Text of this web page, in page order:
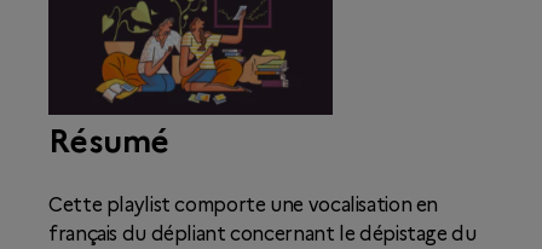
Résumé
Cette playlist comporte une vocalisation en
français du dépliant concernant le dépistage du